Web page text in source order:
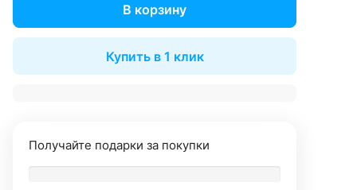
В корзину
Купить в 1 клик
Получайте подарки за покупки